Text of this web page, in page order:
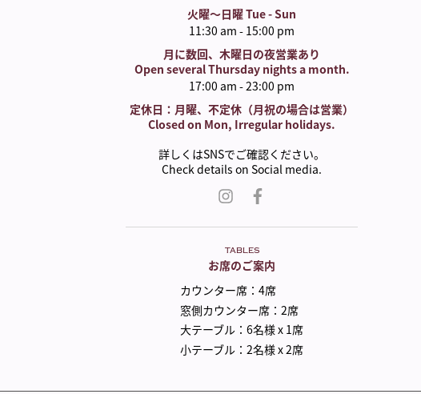
火曜〜日曜 Tue - Sun
11:30 am - 15:00 pm
月に数回、木曜日の夜営業あり
Open several Thursday nights a month.
17:00 am - 23:00 pm
定休日：月曜、不定休（月祝の場合は営業）
Closed on Mon, Irregular holidays.
詳しくはSNSでご確認ください。
Check details on Social media.
TABLES
お席のご案内
カウンター席 ： 4席
窓側カウンター席 ： 2席
大テーブル ： 6名様 x 1席
小テーブル ： 2名様 x 2席